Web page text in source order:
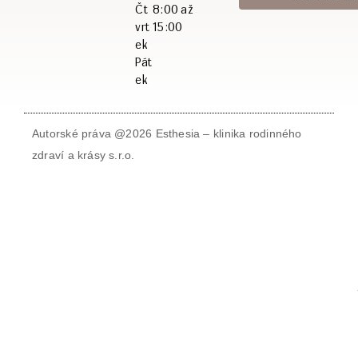
Čt
vrt
ek
Pát
ek
8:00 až
15:00
Autorské práva @2026 Esthesia – klinika rodinného
zdraví a krásy s.r.o.